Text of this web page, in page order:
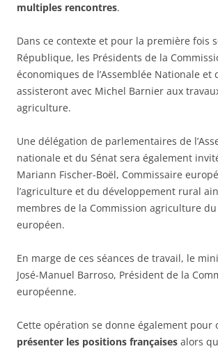
multiples rencontres.
Dans ce contexte et pour la première fois
République, les Présidents de la
économiques de l’Assemblée Nationale et
assisteront avec Michel Barnier aux
agriculture.
Une délégation de parlementaires de
nationale et du Sénat sera également
Mariann Fischer-Boël, Commissaire
l’agriculture et du développement rural
membres de la Commission agriculture
européen.
En marge de ces séances de travail, le
José-Manuel Barroso, Président de la
européenne.
Cette opération se donne également pour
présenter les positions françaises alors